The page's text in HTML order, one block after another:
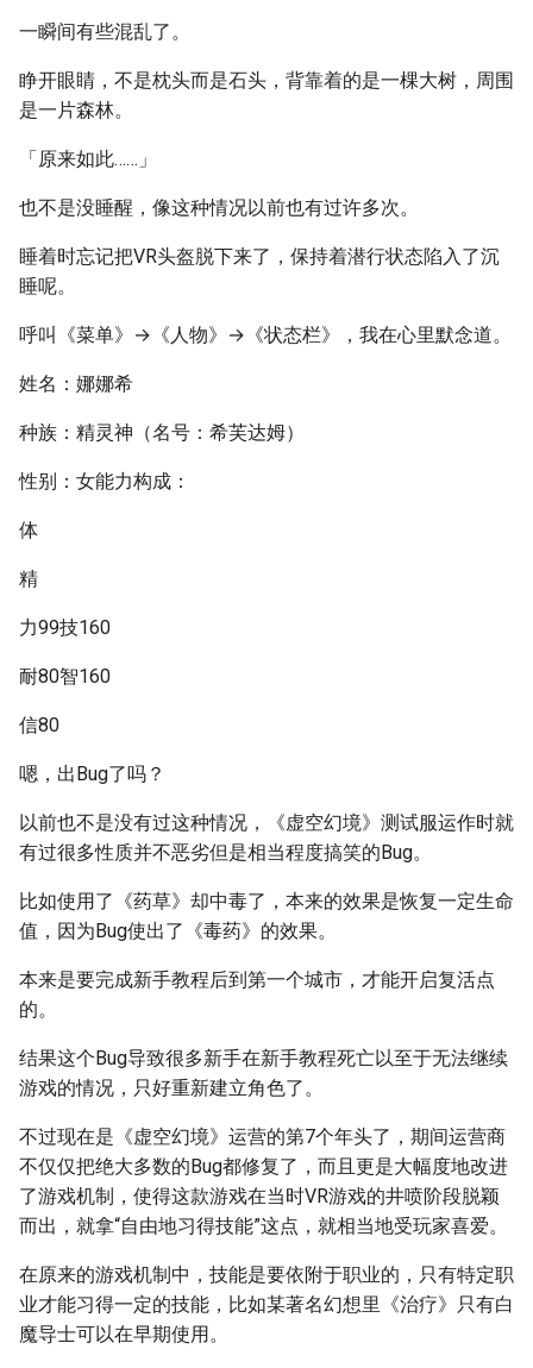
一瞬间有些混乱了。
睁开眼睛，不是枕头而是石头，背靠着的是一棵大树，周围
是一片森林。
「原来如此……」
也不是没睡醒，像这种情况以前也有过许多次。
睡着时忘记把VR头盔脱下来了，保持着潜行状态陷入了沉
睡呢。
呼叫《菜单》→《人物》→《状态栏》，我在心里默念道。
姓名：娜娜希
种族：精灵神（名号：希芙达姆）
性别：女能力构成：
体
精
力99技160
耐80智160
信80
嗯，出Bug了吗？
以前也不是没有过这种情况，《虚空幻境》测试服运作时就
有过很多性质并不恶劣但是相当程度搞笑的Bug。
比如使用了《药草》却中毒了，本来的效果是恢复一定生命
值，因为Bug使出了《毒药》的效果。
本来是要完成新手教程后到第一个城市，才能开启复活点
的。
结果这个Bug导致很多新手在新手教程死亡以至于无法继续
游戏的情况，只好重新建立角色了。
不过现在是《虚空幻境》运营的第7个年头了，期间运营商
不仅仅把绝大多数的Bug都修复了，而且更是大幅度地改进
了游戏机制，使得这款游戏在当时VR游戏的井喷阶段脱颖
而出，就拿“自由地习得技能”这点，就相当地受玩家喜爱。
在原来的游戏机制中，技能是要依附于职业的，只有特定职
业才能习得一定的技能，比如某著名幻想里《治疗》只有白
魔导士可以在早期使用。